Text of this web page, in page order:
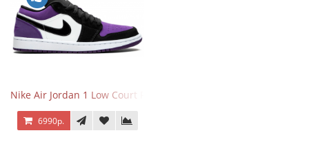
Nike Air Jordan 1 Low Court Purple
6990р.